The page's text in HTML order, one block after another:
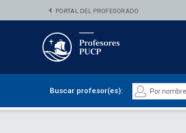
PORTAL DEL PROFESORADO
Buscar profesor(es):